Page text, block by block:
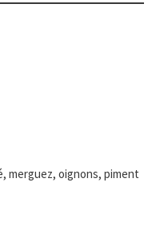
merguez, oignons, piment